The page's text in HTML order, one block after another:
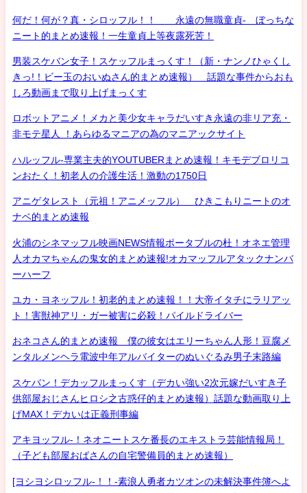
何だ！何が？真・シロッフル！！ 永遠の無職童貞- ぼっちな
ニート的まとめ速報！一生童貞上等夜露死苦！
男装スケバン女子！スケッフルまっくす！（新・ナンノひゃくし
きっ!！ビー玉のおいぬさん的まとめ速報） 話題な事件からおも
しろ動画まで取り上げまっくす
ロボットアニメ！メカと美少女キャラだいすき永遠の非リア充・
非モテ星人 ！あらゆるマニアの為のマニアックサイト
ハルッフル-専業主夫的YOUTUBERまとめ速報！キモデブロリコ
ンおたく！初老人の介護生活！激動の1750日
アニゲタレスト（元祖！アニメッフル） ひきこもりニートのオ
ナベ的まとめ速報
火浦のシネマッフル映画NEWS情報ポータブルの杜！オネエ管理
人オカマちゃんの鬼女的まとめ速報!オカマッフルアタックナンバ
ーハーフ
ユカ・ヨネッフル！初老的まとめ速報！！大帝イタチにラリアッ
ト！害獣神アリ・ガー被害に必殺！パイルドライバー
おネコさん的まとめ速報 僕の彼女はエリーちゃん人形！豆腐メ
ンタルメンヘラ電波中年アルバイターのぬいぐるみ男子末路編
スケバン！デカッフルまっくす（デカい強い2次元嫁だいすき子
供部屋おじさんヒロシ之古惑仔的まとめ速報）話題な動画取り上
げMAX！デカいは正義刑事編
アキヨッフル-！ネオニートスケ番長のエキストラ芸能情報局！
（子ども部屋おばさんの自宅警備員的まとめ速報）
[ヨシヨシロッフル-！！-素浪人勇者カツオンの未解決事件簿へよ